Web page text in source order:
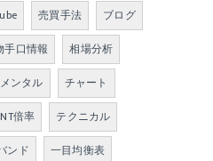
売買手法
ブログ
手口情報
相場分析
メンタル
チャート
NT倍率
テクニカル
ンド
一目均衡表